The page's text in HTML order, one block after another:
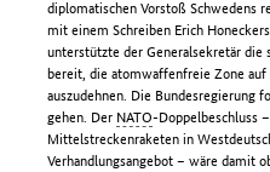
diplomatischen Vorstoß Schwedens
mit einem Schreiben Erich
unterstützte der Generalsekretär
bereit, die atomwaffenfreie Zone
auszudehnen. Die Bundesregierung
gehen. Der NATO-Doppelbeschluss
Mittelstreckenraketen in
Verhandlungsangebot – wäre damit